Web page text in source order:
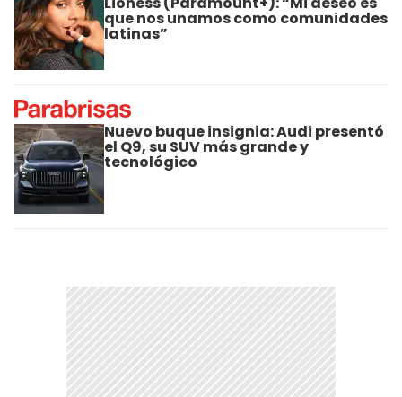
que nos unamos como comunidades
latinas”
Nuevo buque insignia: Audi presentó
el Q9, su SUV más grande y
tecnológico